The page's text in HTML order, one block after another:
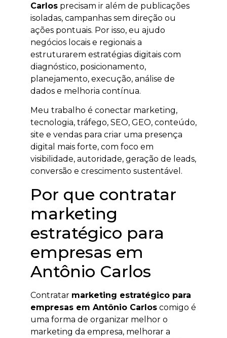
Carlos precisam ir além de publicações
isoladas, campanhas sem direção ou
ações pontuais. Por isso, eu ajudo
negócios locais e regionais a
estruturarem estratégias digitais com
diagnóstico, posicionamento,
planejamento, execução, análise de
dados e melhoria contínua.
Meu trabalho é conectar marketing,
tecnologia, tráfego, SEO, GEO, conteúdo,
site e vendas para criar uma presença
digital mais forte, com foco em
visibilidade, autoridade, geração de leads,
conversão e crescimento sustentável.
Por que contratar
marketing
estratégico para
empresas em
Antônio Carlos
Contratar marketing estratégico para
empresas em Antônio Carlos comigo é
uma forma de organizar melhor o
marketing da empresa, melhorar a